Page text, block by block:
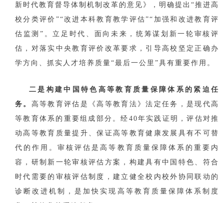
新时代教育督导体制机制改革的意见》，明确提出“推进高
校分类评价”“改进本科教育教学评估”“加强和改进教育评
估监测”。立足时代、面向未来，统筹谋划新一轮审核评
估，对落实中央教育评价改革要求，引导高校坚定正确办
学方向、抓实人才培养质量“最后一公里”具有重要作用。
二是构建中国特色高等教育质量保障体系的紧迫任
务。 高等教育评估是《高等教育法》法定任务，是现代高
等教育体系的重要组成部分。经40年实践证明，评估对推
动高等教育质量提升、保证高等教育健康发展具有不可替
代的作用。审核评估是高等教育质量保障体系的重要内
容，研制新一轮审核评估方案，构建具有中国特色、符合
时代需要的审核评估制度，建立健全校内校外协同联动的
诊断改进机制，是加快实现高等教育质量保障体系制度